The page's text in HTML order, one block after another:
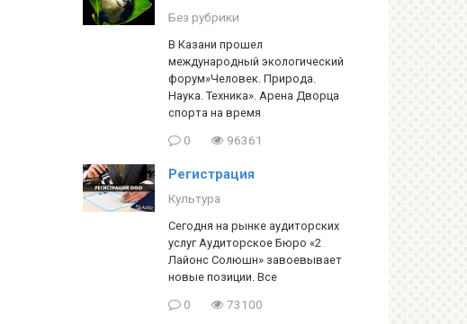
Без рубрики
В Казани прошел
международный экологический
форум»Человек. Природа.
Наука. Техника». Арена Дворца
спорта на время
0 96361
Регистрация
Культура
Сегодня на рынке аудиторских
услуг Аудиторское Бюро «2
Лайонс Солюшн» завоевывает
новые позиции. Все
0 73100